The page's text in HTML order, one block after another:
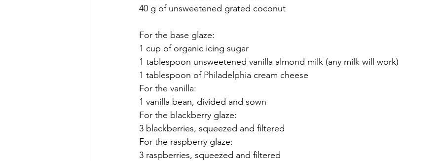
40 g of unsweetened grated coconut
For the base glaze:
1 cup of organic icing sugar
1 tablespoon unsweetened vanilla almond milk (any milk will work)
1 tablespoon of Philadelphia cream cheese
For the vanilla:
1 vanilla bean, divided and sown
For the blackberry glaze:
3 blackberries, squeezed and filtered
For the raspberry glaze:
3 raspberries, squeezed and filtered